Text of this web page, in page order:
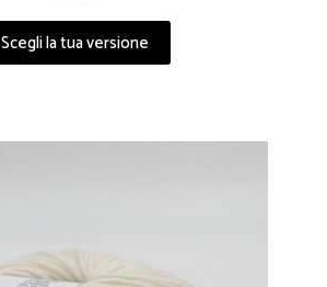
Scegli la tua versione